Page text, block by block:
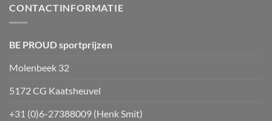
CONTACTINFORMATIE
BE PROUD sportprijzen
Molenbeek 32
5172 CG Kaatsheuvel
+31 (0)6-27388009 (Henk Smit)